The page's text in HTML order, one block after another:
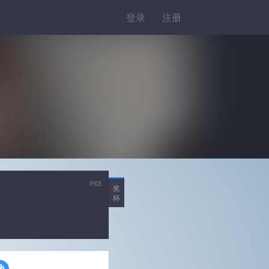
登录 注册
奖
杯
PS5